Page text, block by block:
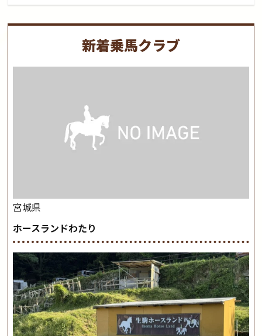
新着乗馬クラブ
宮城県
ホースランドわたり